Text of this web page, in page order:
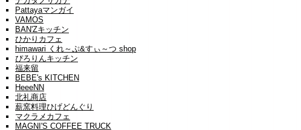
Pattayaマンガイ
VAMOS
BAN'Zキッチン
ひかりカフェ
himawari くれ～ぷ&すぃ～つ shop
ぴろりんキッチン
福来留
BEBE's KITCHEN
HeeeNN
北礼商店
薪窯料理ひげどんぐり
マクラメカフェ
MAGNI'S COFFEE TRUCK